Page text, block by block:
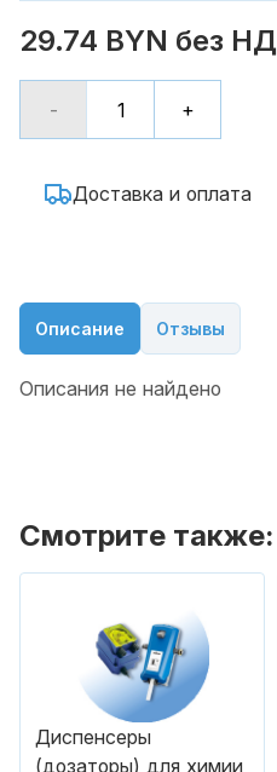
29.74 BYN без
- +
Доставка и оплата
Описание Отзывы
Описания не найдено
Смотрите также:
Диспенсеры
(дозаторы) для химии